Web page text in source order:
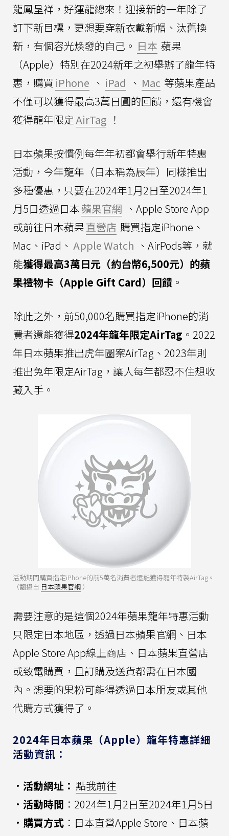
龍鳳呈祥，好運龍總來！迎接新的一年除了
訂下新目標，更想要穿新衣戴新帽、汰舊換
新，有個容光煥發的自己。 日本 蘋果
（Apple）特別在2024新年之初舉辦了龍年特
惠，購買 iPhone 、 iPad 、 Mac 等蘋果產品
不僅可以獲得最高3萬日圓的回饋，還有機會
獲得龍年限定AirTag ！
日本蘋果按慣例每年年初都會舉行新年特惠
活動，今年龍年（日本稱為辰年）同樣推出
多種優惠，只要在2024年1月2日至2024年1
月5日透過日本蘋果官網 、Apple Store App
或前往日本蘋果直營店 購買指定iPhone、
Mac、iPad、 Apple Watch 、AirPods等，就
能獲得最高3萬日元（約台幣6,500元）的蘋
果禮物卡（Apple Gift Card）回饋 。
除此之外，前50,000名購買指定iPhone的消
費者還能獲得2024年龍年限定AirTag 。2022
年日本蘋果推出虎年圖案AirTag、2023年則
推出兔年限定AirTag，讓人每年都忍不住想收
藏入手。
活動期間購買指定iPhone的前5萬名消費者還能獲得龍年特製AirTag。
（翻攝自 日本蘋果官網 ）
需要注意的是這個2024年蘋果龍年特惠活動
只限定日本地區，透過日本蘋果官網、日本
Apple Store App線上商店、日本蘋果直營店
或致電購買，且訂購及送貨都需在日本國
內。想要的果粉可能得透過日本朋友或其他
代購方式獲得了。
2024年日本蘋果（Apple）龍年特惠詳細
活動資訊：
．活動網址： 點我前往
．活動時間 ：2024年1月2日至2024年1月5日
．購買方式 ：日本直營Apple Store、日本蘋